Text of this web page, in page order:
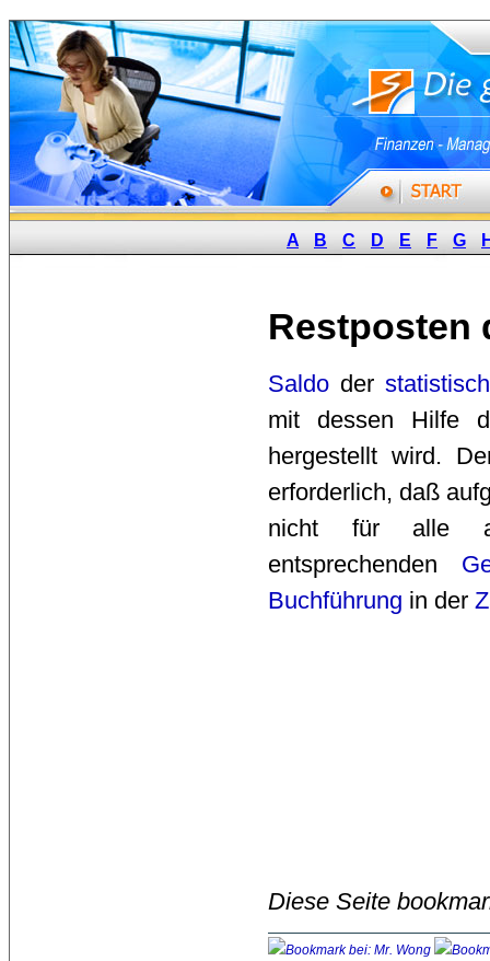
A B C D E F G
Restposten
Saldo der statistisch
mit dessen Hilfe
hergestellt wird.
erforderlich, daß
nicht für alle
entsprechenden
Buchführung in der
Diese Seite